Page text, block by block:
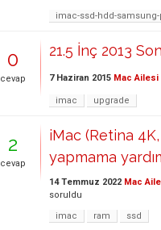
imac-ssd-hdd-
0
cevap
21.5 İnç 2013
7 Haziran 2015 Mac Ailesi
imac upgrade
2
cevap
iMac (Retina
yapmama
14 Temmuz 2022 Mac
soruldu
imac
ram ssd